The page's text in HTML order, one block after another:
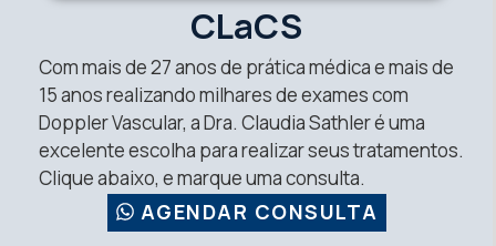
CLaCS
Com mais de 27 anos de prática médica e mais de
15 anos realizando milhares de exames com
Doppler Vascular, a Dra. Claudia Sathler é uma
excelente escolha para realizar seus tratamentos.
Clique abaixo, e marque uma consulta.
AGENDAR CONSULTA